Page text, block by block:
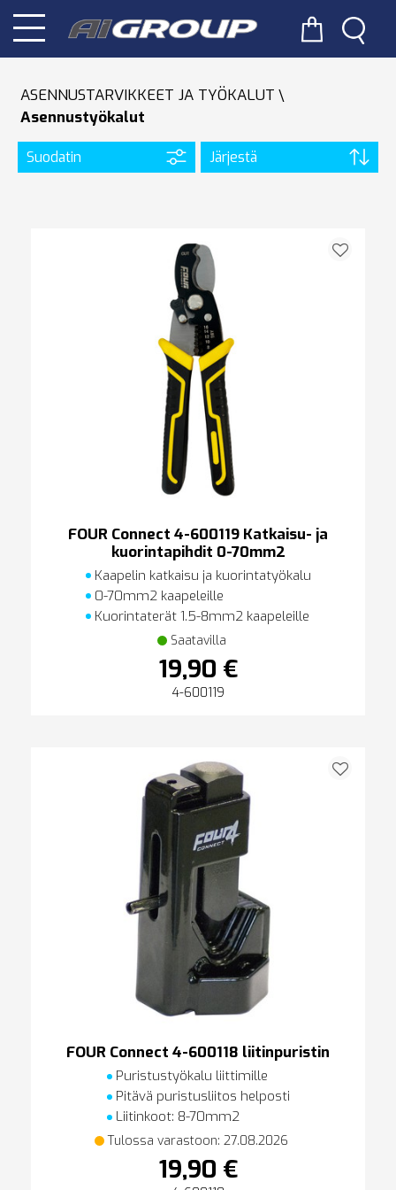
ASENNUSTARVIKKEET JA TYÖKALUT
Asennustyökalut
Suodatin Järjestä
FOUR Connect 4-600119 Katkaisu- ja
kuorintapihdit 0-70mm2
Kaapelin katkaisu ja kuorintatyökalu
0-70mm2 kaapeleille
Kuorintaterät 1.5-8mm2 kaapeleille
Saatavilla
19,90 €
4-600119
FOUR Connect 4-600118 liitinpuristin
Puristustyökalu liittimille
Pitävä puristusliitos helposti
Liitinkoot: 8-70mm2
Tulossa varastoon: 27.08.2026
19,90 €